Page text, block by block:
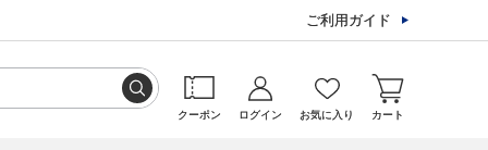
ご利用ガイド
クーポン ログイン お気に入り カート